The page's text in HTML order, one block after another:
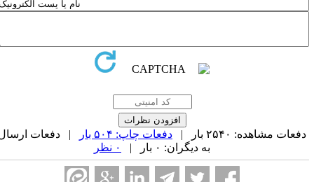
دفعات مشاهده: ۲۵۴۰ بار | دفعات چاپ: ۵۰۴ بار
| دفعات ارسال
به دیگران: ۰ بار |